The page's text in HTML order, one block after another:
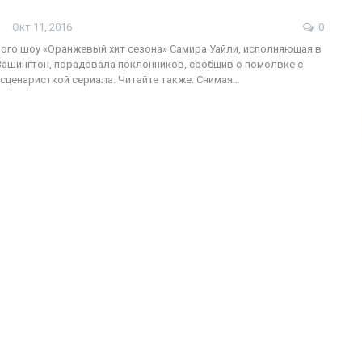
Окт 11, 2016
0
шоу «Оранжевый хит сезона» Самира Уайли, исполняющая в
порадовала поклонников, сообщив о помолвке с
сериала. Читайте также: Снимая…
ФОТО